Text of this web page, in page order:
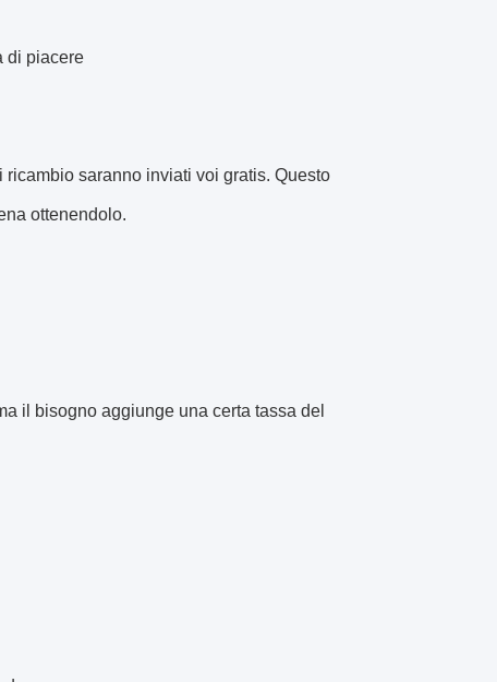
di piacere
saranno inviati voi gratis. Questo
ottenendolo.
il bisogno aggiunge una certa tassa del